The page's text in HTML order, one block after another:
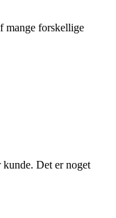
mange forskellige
kunde. Det er noget